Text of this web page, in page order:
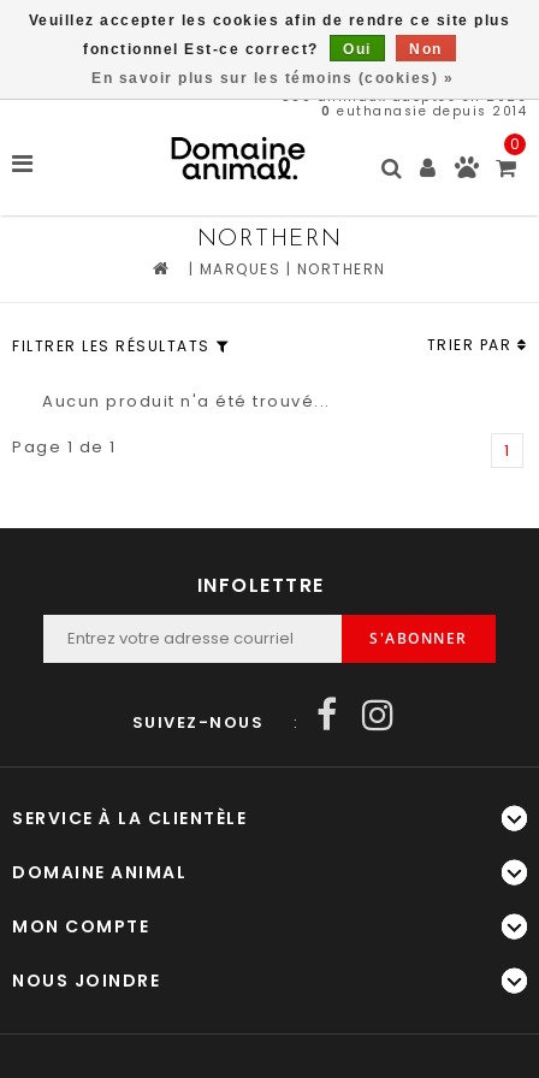
569animaux adoptés en 2026
0 euthanasie depuis 2014
0
NORTHERN
| MARQUES | NORTHERN
FILTRER LES RÉSULTATS TRIER PAR
Aucun produit n'a été trouvé...
Page 1 de 1
1
INFOLETTRE
S'ABONNER
SUIVEZ-NOUS :
SERVICE À LA CLIENTÈLE
DOMAINE ANIMAL
MON COMPTE
NOUS JOINDRE
Veuillez accepter les cookies afin de rendre ce site plus
fonctionnel Est-ce correct?
Oui
Non
En savoir plus sur les témoins (cookies) »
Livraison gratuite à partir de 89$*